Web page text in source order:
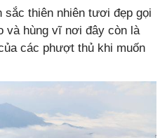
sắc thiên nhiên tươi đẹp gọi
và hùng vĩ nơi đây còn là
các phượt thủ khi muốn